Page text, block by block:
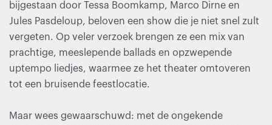
bijgestaan door Tessa Boomkamp, Marco Dirne en
Jules Pasdeloup, beloven een show die je niet snel zult
vergeten. Op veler verzoek brengen ze een mix van
prachtige, meeslepende ballads en opzwepende
uptempo liedjes, waarmee ze het theater omtoveren
tot een bruisende feestlocatie.
Maar wees gewaarschuwd: met de ongekende